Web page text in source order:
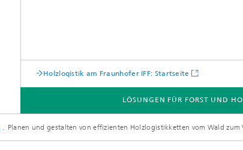
Holzlogistik am Fraunhofer IFF: Startseite
LÖSUNGEN FÜR FORST UND
Planen und gestalten von effizienten Holzlogistikketten vom Wald